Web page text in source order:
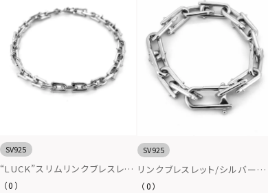
SV925
“LUCK”スリムリンクブレスレッ
ト/シルバー925
（0）
SV925
リンクブレスレット/シルバー
925
（0）